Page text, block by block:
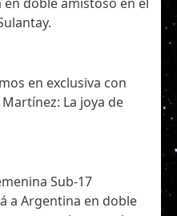
en exclusiva con
La joya de
Sub-17
a Argentina en doble